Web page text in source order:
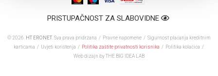
PRISTUPAČNOST ZA SLABOVIDNE
© 2026. HT ERONET . Sva prava pridržana / Pravne napomene / Sigurnost plaćanja kreditnim
karticama / Uvjeti korištenja / Politika zaštite privatnosti korisnika / Politika kolačića /
Web dizajn by THE BIG IDEA LAB